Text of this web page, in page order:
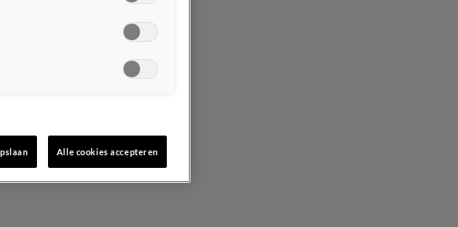
Alle cookies accepteren